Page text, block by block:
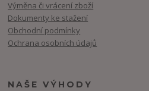
Výměna či vrácení zboží
Dokumenty ke stažení
Obchodní podmínky
Ochrana osobních údajů
NAŠE VÝHODY